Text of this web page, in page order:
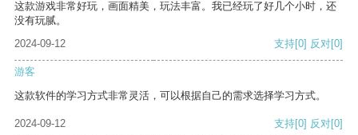
这款游戏非常好玩，画面精美，玩法丰富。我已经玩了好几个小时，还
没有玩腻。
2024-09-12
支持[0] 反对[0]
游客
这款软件的学习方式非常灵活，可以根据自己的需求选择学习方式。
2024-09-12 支持[0] 反对[0]